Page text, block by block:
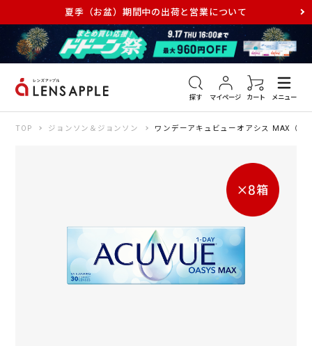
夏季（お盆）期間中の出荷と営業について
探す マイページ カート メニュー
アキュビュー メダリスト メガネ
TOP ジョンソン＆ジョンソン ワンデーアキュビューオアシス MAX（×8